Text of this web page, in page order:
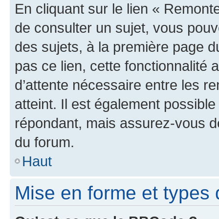
En cliquant sur le lien «
de consulter un sujet, vous
des sujets, à la première page
pas ce lien, cette fonctionnalité
d’attente nécessaire entre les
atteint. Il est également
répondant, mais assurez-vous
du forum.
Haut
Mise en forme et types